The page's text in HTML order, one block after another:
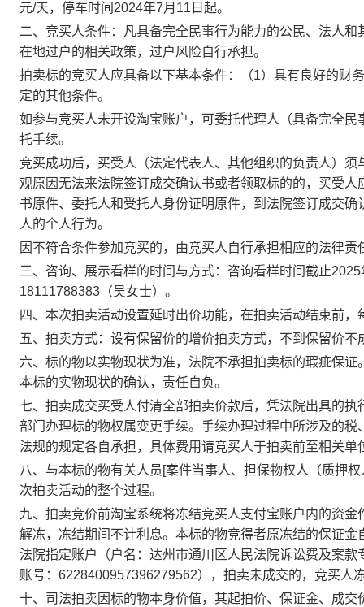
元/天，停车时间2024年7月11日起。
二、 竞买人条件：
凡具备完全民事行为能力的公民、法人和
在地过户的相关政策，过户风险自行承担。
拍卖标的竞买人应具备以下基本条件：（1）具有良好的财
定的其他条件。
如参与竞买人未开设淘宝账户，可委托代理人（具备完全
托手续。
竞买成功后，买受人（法定代表人、其他组织的负责人）
观原因无法来法院签订成交确认书或者领取标的的，买受
书原件、委托人和受托人身份证明原件，到法院签订成交
人的个人行为。
因不符合条件参加竞买的，由竞买人自行承担相应的法律责
三、 咨询、展示看样的时间与方式： 咨询看样时间截止2025
18111788383 （吴女士） 。
四、本次拍卖活动设置延时出价功能，在拍卖活动结束前，
五、拍卖方式： 设有保留价的增价拍卖方式，不到保留价不
六、 标的物以实物现状为准，法院不承担拍卖标的瑕疵保证
本标的实物现状的确认，责任自负。
七、 拍卖成交买受人付清全部拍卖价款后，凭法院出具的
部门办理标的物权属变更手续。 手续办理过程中所涉及的税
法规的规定各自承担，具体费用请竞买人于拍卖前至相关单
八、 与本标的物有关人员 [案件当事人、担保物权人（质押
次拍卖活动的整个过程。
九、 拍卖竞价前淘宝系统将冻结竞买人支付宝账户内的资
解冻，冻结期间不计利息。本标的物竞得者原冻结的保证金
法院指定账户
（户名：达州市通川区人民法院诉讼费及案
账号： 6228400957396279562）
，拍卖未成交的，竞买人
十、 司法拍卖因标的物本身价值，其起拍价、保证金、成